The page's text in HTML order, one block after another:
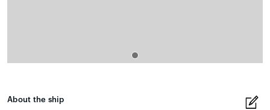
About the ship